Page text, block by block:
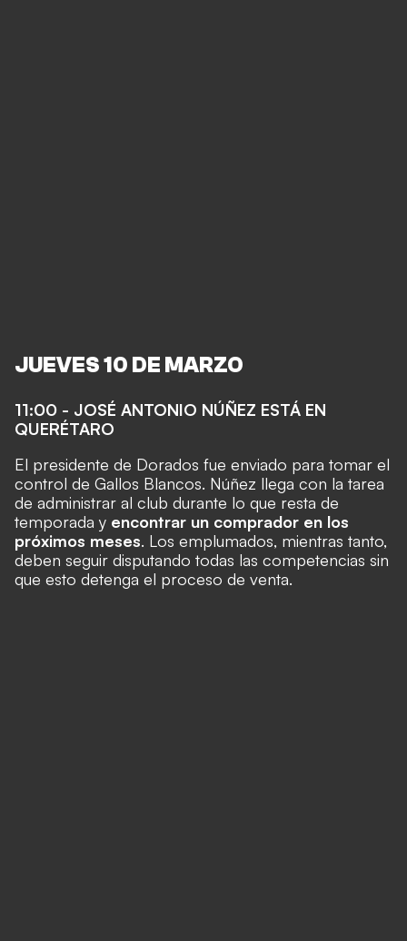
JUEVES 10 DE MARZO
11:00 - JOSÉ ANTONIO NÚÑEZ ESTÁ EN
QUERÉTARO
El presidente de Dorados fue enviado para tomar el
control de Gallos Blancos. Núñez llega con la tarea
de administrar al club durante lo que resta de
temporada y encontrar un comprador en los
próximos meses. Los emplumados, mientras tanto,
deben seguir disputando todas las competencias sin
que esto detenga el proceso de venta.